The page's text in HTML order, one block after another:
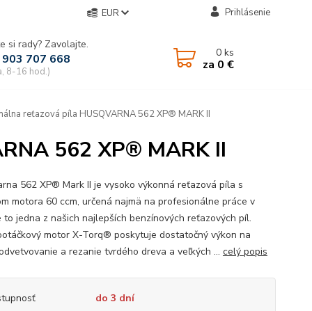
EUR Prihlásenie
si rady? Zavolajte.
707 668
8-16 hod.)
0ks
za 0 €
reťazová píla HUSQVARNA 562 XP® MARK II
562 XP® MARK II
562 XP® Mark II je vysoko výkonná reťazová píla s
motora 60 ccm, určená najmä na profesionálne práce v
to jedna z našich najlepších benzínových reťazových píl.
motor X-Torq® poskytuje dostatočný výkon na
a rezanie tvrdého dreva a veľkých ... celý popis
do 3 dní